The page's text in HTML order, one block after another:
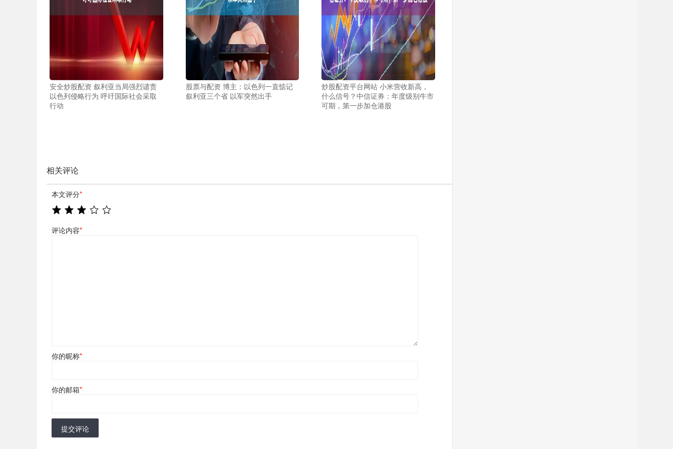
安全炒股配资 叙利亚当局强烈谴责
以色列侵略行为 呼吁国际社会采取
行动
股票与配资 博主：以色列一直惦记
叙利亚三个省 以军突然出手
炒股配资平台网站 小米营收新高，
什么信号？中信证券：年度级别牛市
可期，第一步加仓港股
相关评论
本文评分*
评论内容*
你的昵称*
你的邮箱*
提交评论